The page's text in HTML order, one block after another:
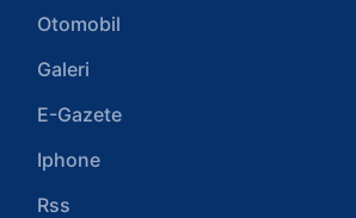
Otomobil
Galeri
E-Gazete
Iphone
Rss